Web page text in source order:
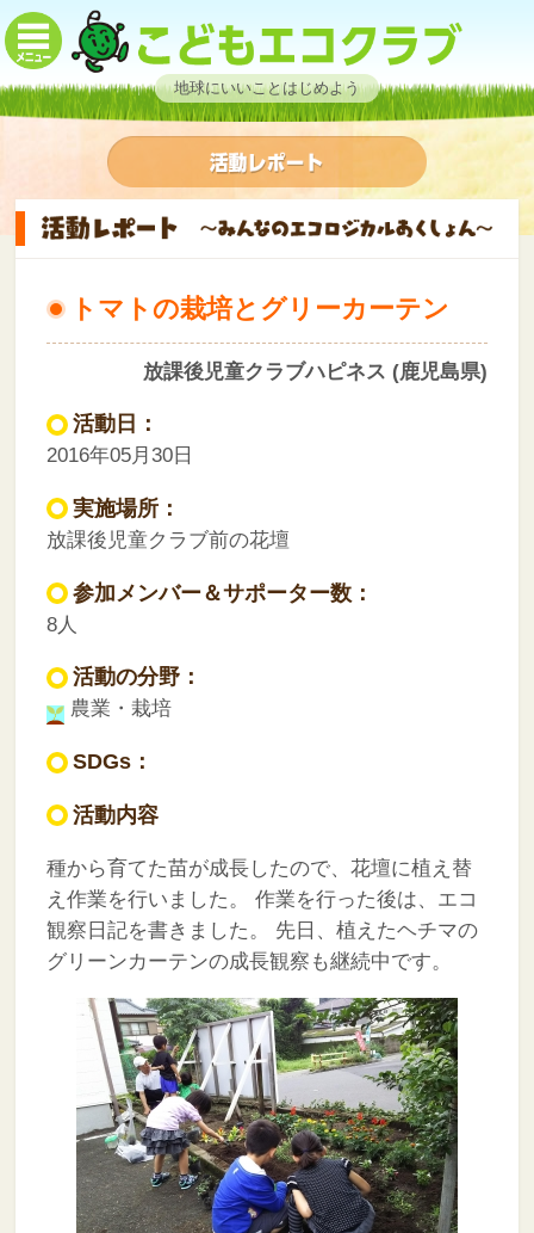
地球にいいことはじめよう
トマトの栽培とグリーカーテン
放課後児童クラブハピネス (鹿児島県)
活動日：
2016年05月30日
実施場所：
放課後児童クラブ前の花壇
参加メンバー＆サポーター数：
8人
活動の分野：
農業・栽培
SDGs：
活動内容
種から育てた苗が成長したので、花壇に植え替
え作業を行いました。
作業を行った後は、エコ
観察日記を書きました。
先日、植えたヘチマの
グリーンカーテンの成長観察も継続中です。